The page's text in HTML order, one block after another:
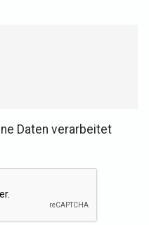
Daten verarbeitet